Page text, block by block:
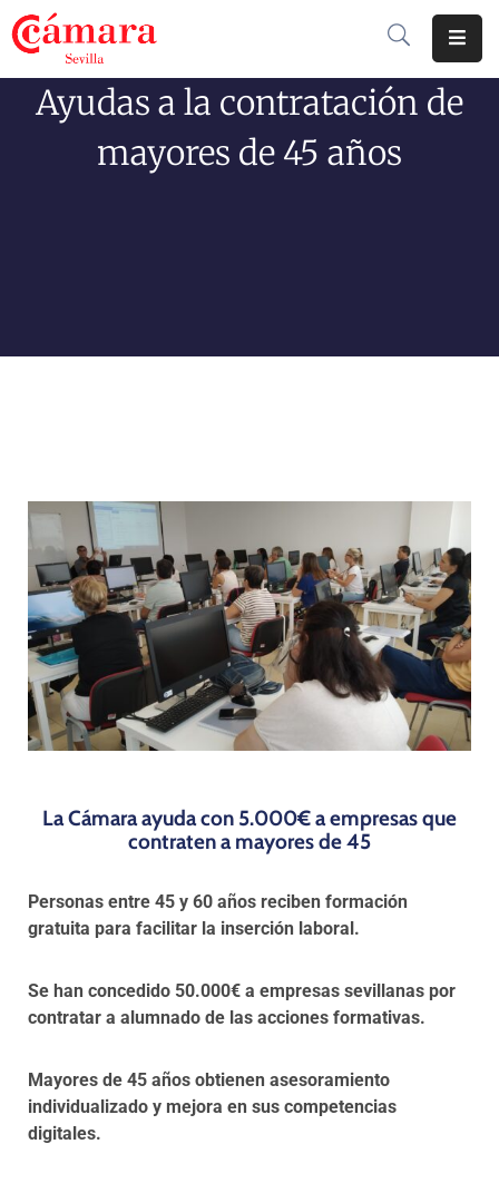
Cámara
Programas
Ayudas a la contratación de
mayores de 45 años
La Cámara ayuda con 5.000€ a empresas que
contraten a mayores de 45
Personas entre 45 y 60 años reciben formación
gratuita para facilitar la inserción laboral.
Se han concedido 50.000€ a empresas sevillanas por
contratar a alumnado de las acciones formativas.
Mayores de 45 años obtienen asesoramiento
individualizado y mejora en sus competencias
digitales.